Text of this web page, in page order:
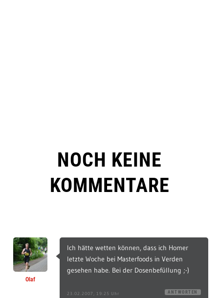
NOCH KEINE
KOMMENTARE
Olaf
Ich hätte wetten können, dass ich Homer
letzte Woche bei Masterfoods in Verden
gesehen habe. Bei der Dosenbefüllung ;-)
23.02.2007, 19:25 Uhr ANTWORTEN